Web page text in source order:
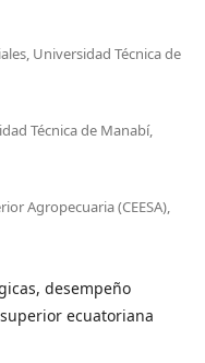
Universidad Técnica de
Técnica de Manabí,
Agropecuaria (CEESA),
desempeño
ecuatoriana